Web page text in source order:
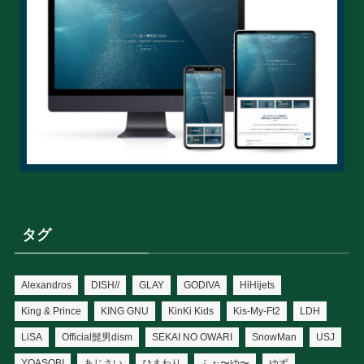
タグ
Alexandros DISH// GLAY GODIVA HiHijets
King & Prince KING GNU KinKi Kids Kis-My-Ft2 LDH
LiSA Official髭男dism SEKAI NO OWARI SnowMan USJ